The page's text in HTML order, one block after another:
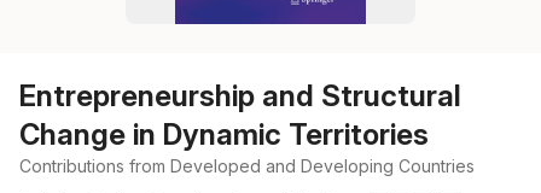
Entrepreneurship and Structural
Change in Dynamic Territories
Contributions from Developed and Developing Countries